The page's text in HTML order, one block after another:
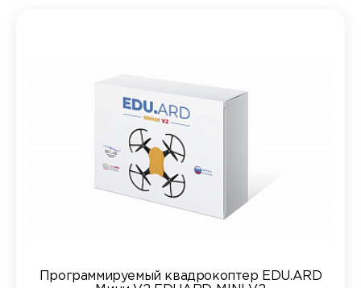
Программируемый квадрокоптер EDU.ARD